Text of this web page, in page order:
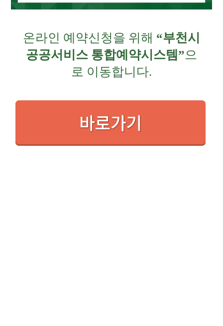
온라인 예약신청을 위해 “부천시
공공서비스 통합예약시스템”으
로 이동합니다.